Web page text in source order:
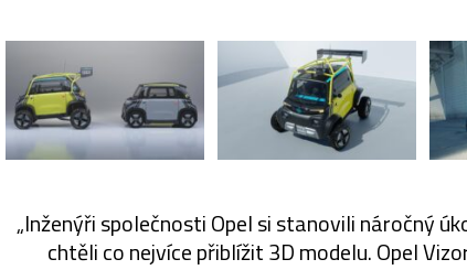
„Inženýři společnosti Opel si stanovili náročný
chtěli co nejvíce přiblížit 3D modelu. Opel